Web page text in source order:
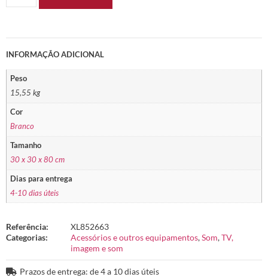
INFORMAÇÃO ADICIONAL
Peso
15,55 kg
Cor
Branco
Tamanho
30 x 30 x 80 cm
Dias para entrega
4-10 dias úteis
Referência:
XL852663
Categorias:
Acessórios e outros equipamentos,Som,TV,
imagem e som
Prazos de entrega: de 4 a 10 dias úteis